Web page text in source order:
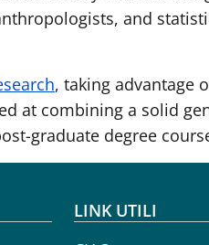
and
, taking advantage
at combining a solid
graduate degree
LINK UTILI